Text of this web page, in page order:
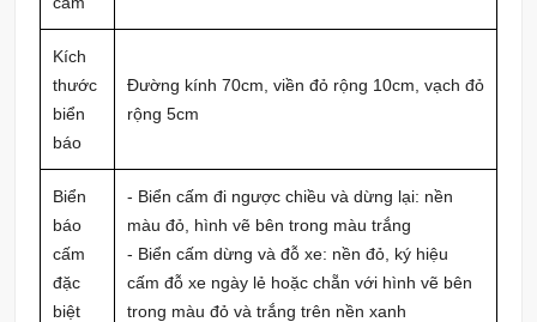
Kích
thước
biển
báo
Đường kính 70cm, viền đỏ rộng 10cm, vạch đỏ
rộng 5cm
Biển
báo
cấm
đặc
biệt
- Biển cấm đi ngược chiều và dừng lại: nền
màu đỏ, hình vẽ bên trong màu trắng
- Biển cấm dừng và đỗ xe: nền đỏ, ký hiệu
cấm đỗ xe ngày lẻ hoặc chẵn với hình vẽ bên
trong màu đỏ và trắng trên nền xanh